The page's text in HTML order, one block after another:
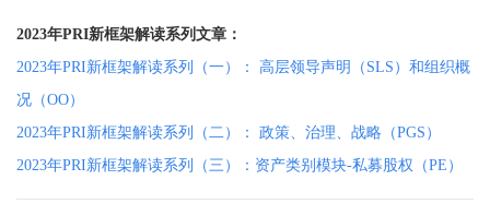
2023年PRI新框架解读系列文章：
2023年PRI新框架解读系列（一）： 高层领导声明（SLS）和组织概
况（OO）
2023年PRI新框架解读系列（二）： 政策、治理、战略（PGS）
2023年PRI新框架解读系列（三）：资产类别模块-私募股权（PE）